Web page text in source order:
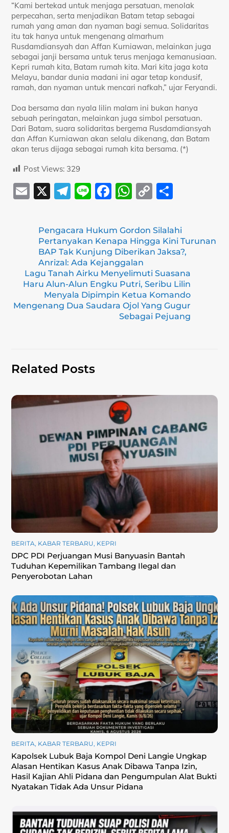
“Kami bertekad untuk menjaga persatuan, menolak
perpecahan, serta menjadikan Batam tetap sebagai
rumah yang aman dan nyaman bagi semua. Solidaritas
itu tak hanya untuk mengenang almarhum
Rusdamdiansyah dan Affan Kurniawan, melainkan juga
sebagai janji bersama untuk terus menjaga kemanusiaan.
Kepri rumah kita, Batam rumah kita. Mari kita jaga kota
Melayu, bandar dunia madani ini agar tetap kondusif,
ramah, dan nyaman untuk mencari nafkah,” ujar Feryandi.
Doa bersama dan nyala lilin malam ini bukan hanya
sebuah peringatan, melainkan juga simbol persatuan.
Dari Batam, suara solidaritas bergema Rusdamdiansyah
dan Affan Kurniawan akan selalu dikenang, dan Batam
akan terus dijaga sebagai rumah kita bersama. (*)
Post Views: 329
E
ai
X
T
e
gr
a
m
Li
e
F
c
e
b
o
o
k
W
at
s
A
p
p
C
p
y
Li
n
k
ar
e
Pengacara Hukum Gordon Silalahi
Pertanyakan Kenapa Hingga Kini Turunan
BAP Tak Kunjung Diberikan Jaksa?,
Anrizal: Ada Kejanggalan
Lagu Tanah Airku Menyelimuti Suasana
Haru Alun-Alun Engku Putri, Seribu Lilin
Menyala Dipimpin Ketua Komando
Mengenang Dua Saudara Ojol Yang Gugur
Sebagai Pejuang
Related Posts
BERITA, KABAR TERBARU, KEPRI
DPC PDI Perjuangan Musi Banyuasin Bantah
Tuduhan Kepemilikan Tambang Ilegal dan
Penyerobotan Lahan
BERITA, KABAR TERBARU, KEPRI
Kapolsek Lubuk Baja Kompol Deni Langie Ungkap
Alasan Hentikan Kasus Anak Dibawa Tanpa Izin,
Hasil Kajian Ahli Pidana dan Pengumpulan Alat Bukti
Nyatakan Tidak Ada Unsur Pidana